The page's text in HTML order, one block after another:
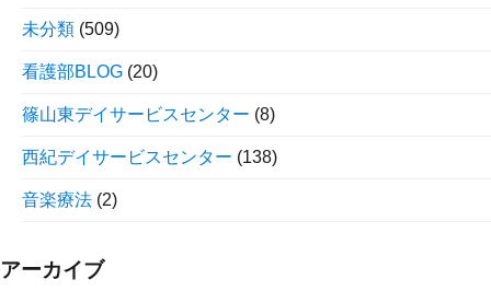
未分類 (509)
看護部BLOG (20)
篠山東デイサービスセンター (8)
西紀デイサービスセンター (138)
音楽療法 (2)
アーカイブ